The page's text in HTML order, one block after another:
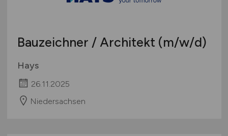
Bauzeichner / Architekt (m/w/d)
Hays
26.11.2025
Niedersachsen